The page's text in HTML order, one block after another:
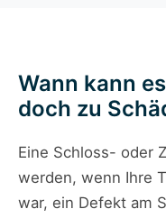
Wann kann
doch zu
Eine Schloss- oder
werden, wenn Ihre
war, ein Defekt am